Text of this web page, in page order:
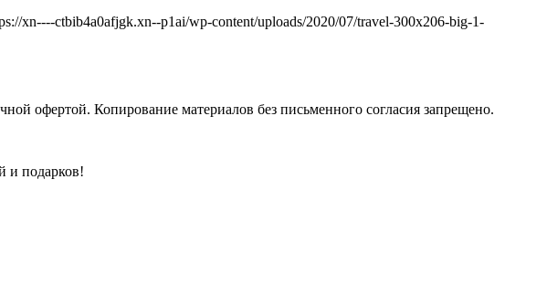
xn----ctbib4a0afjgk.xn--p1ai/wp-content/uploads/2020/07/travel-300x206-big-1-
офертой. Копирование материалов без письменного согласия запрещено.
и подарков!